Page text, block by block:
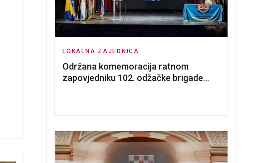
LOKALNA ZAJEDNICA
Održana komemoracija ratnom
zapovjedniku 102. odžačke brigade